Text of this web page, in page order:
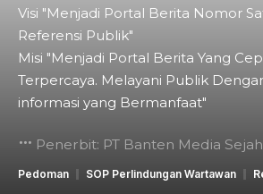
Visi "Menjadi Portal Berita Nomor
Referensi Publik"
Misi "Menjadi Portal Berita Yang
Terpercaya. Melayani Publik
informasi yang Bermanfaat"
Penerbit: PT Banten Media
Pedoman SOP Perlindungan Wartawan